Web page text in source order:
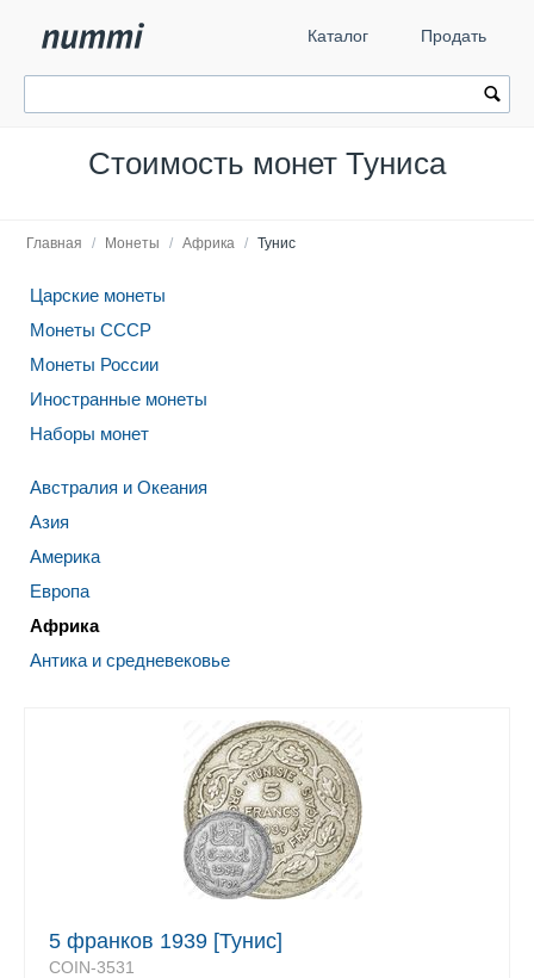
Каталог Продать
Стоимость монет Туниса
Главная / Монеты / Африка / Тунис
Царские монеты
Монеты СССР
Монеты России
Иностранные монеты
Наборы монет
Австралия и Океания
Азия
Америка
Европа
Африка
Антика и средневековье
5 франков 1939 [Тунис]
COIN-3531